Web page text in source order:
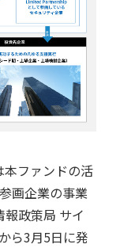
ファンドの活
画企業の事業
報政策局 サイ
ら3月5日に発